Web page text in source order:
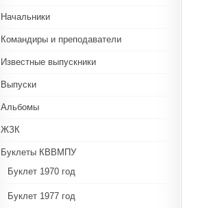
Начальники
Командиры и преподаватели
Известные выпускники
Выпуски
Альбомы
ЖЗК
Буклеты КВВМПУ
Буклет 1970 год
Буклет 1977 год